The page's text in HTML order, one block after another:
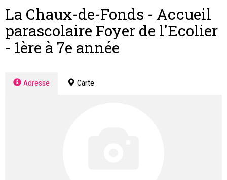
La Chaux-de-Fonds - Accueil
parascolaire Foyer de l'Ecolier
- 1ère à 7e année
Adresse Carte